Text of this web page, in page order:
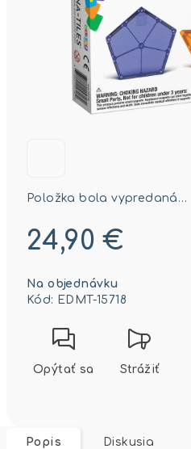
Položka bola vypredaná…
24,90 €
cena:
Na objednávku
Kód: EDMT-15718
Opýtať sa Strážiť
Popis Diskusia